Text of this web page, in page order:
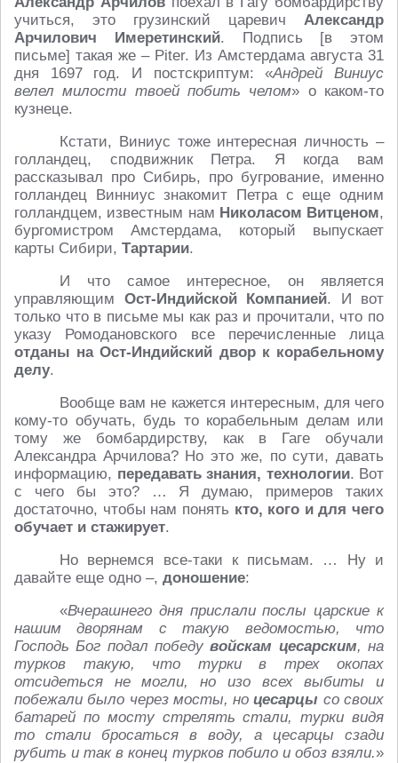
учиться, это грузинский царевич Александр
Арчилович Имеретинский. Подпись [в этом
письме] такая же – Piter. Из Амстердама августа 31
дня 1697 год. И постскриптум: «Андрей Виниус
велел милости твоей побить челом» о каком-то
кузнеце.
Кстати, Виниус тоже интересная личность –
голландец, сподвижник Петра. Я когда вам
рассказывал про Сибирь, про бугрование, именно
голландец Винниус знакомит Петра с еще одним
голландцем, известным нам Николасом Витценом,
бургомистром Амстердама, который выпускает
карты Сибири, Тартарии.
И что самое интересное, он является
управляющим Ост-Индийской Компанией. И вот
только что в письме мы как раз и прочитали, что по
указу Ромодановского все перечисленные лица
отданы на Ост-Индийский двор к корабельному
делу.
Вообще вам не кажется интересным, для чего
кому-то обучать, будь то корабельным делам или
тому же бомбардирству, как в Гаге обучали
Александра Арчилова? Но это же, по сути, давать
информацию, передавать знания, технологии. Вот
с чего бы это? … Я думаю, примеров таких
достаточно, чтобы нам понять кто, кого и для чего
обучает и стажирует.
Но вернемся все-таки к письмам. … Ну и
давайте еще одно –, доношение:
«Вчерашнего дня прислали послы царские к
нашим дворянам с такую ведомостью, что
Господь Бог подал победу войскам цесарским, на
турков такую, что турки в трех окопах
отсидеться не могли, но изо всех выбиты и
побежали было через мосты, ноцесарцы со своих
батарей по мосту стрелять стали, турки видя
то стали бросаться в воду, а цесарцы сзади
рубить и так в конец турков побило и обоз взяли.»